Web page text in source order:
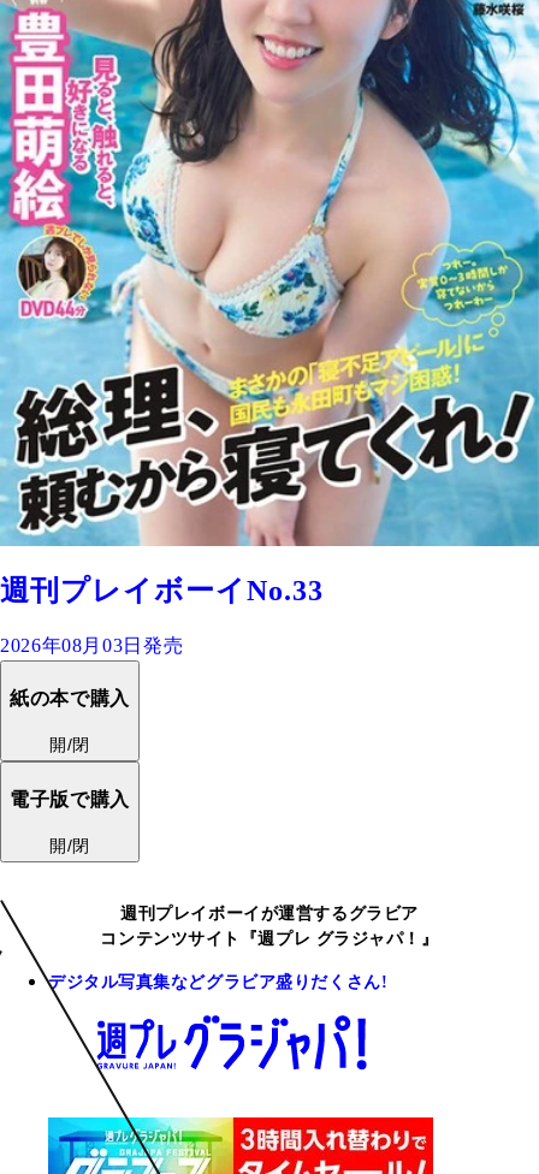
週刊プレイボーイNo.33
2026年08月03日発売
紙の本で購入
開/閉
電子版で購入
開/閉
週刊プレイボーイが運営するグラビア
コンテンツサイト『週プレ グラジャパ！』
デジタル写真集などグラビア盛りだくさん!